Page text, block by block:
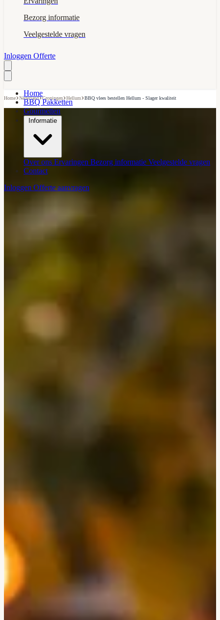
Bezorg informatie
Veelgestelde vragen
Inloggen Offerte
Home
BBQ Pakketten
Gourmetten
Informatie
Over ons Ervaringen Bezorg informatie Veelgestelde vragen
Contact
Inloggen Offerte aanvragen
Home›Nederland›Groningen›Hellum›BBQ vlees bestellen Hellum - Slager kwaliteit